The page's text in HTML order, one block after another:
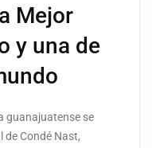
Mejor
y una de
guanajuatense se
de Condé Nast,